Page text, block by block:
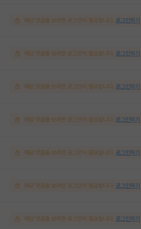
해당 댓글을 보려면 로그인이 필요합니다. 로그인하기
해당 댓글을 보려면 로그인이 필요합니다. 로그인하기
해당 댓글을 보려면 로그인이 필요합니다. 로그인하기
해당 댓글을 보려면 로그인이 필요합니다. 로그인하기
해당 댓글을 보려면 로그인이 필요합니다. 로그인하기
해당 댓글을 보려면 로그인이 필요합니다. 로그인하기
해당 댓글을 보려면 로그인이 필요합니다. 로그인하기